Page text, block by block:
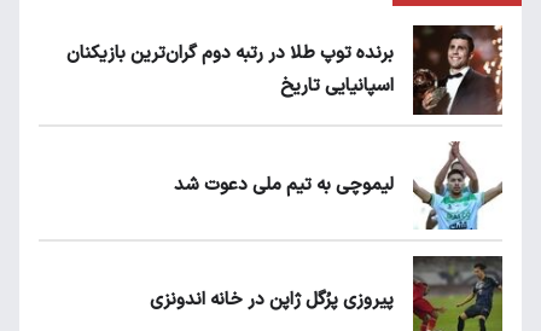
برنده توپ طلا در رتبه دوم گران‌ترین بازیکنان
اسپانیایی تاریخ
لیموچی به تیم ملی دعوت شد
پیروزی پرُگل ژاپن در خانه اندونزی